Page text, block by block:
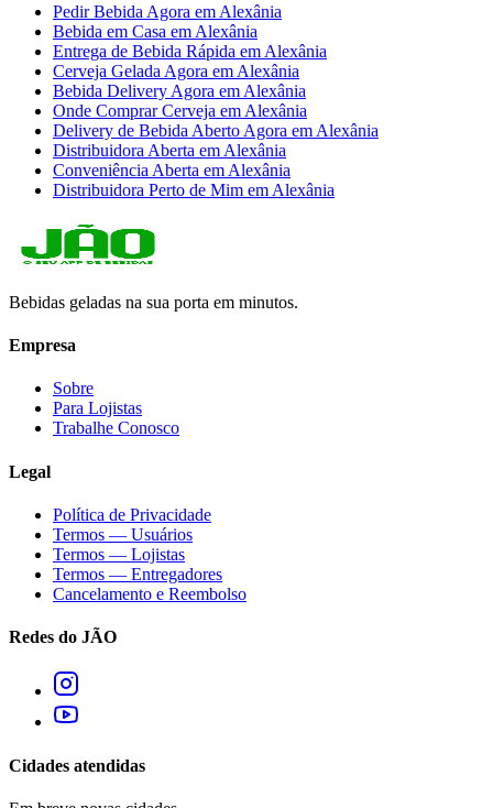
Pedir Bebida Agora em Alexânia
Bebida em Casa em Alexânia
Entrega de Bebida Rápida em Alexânia
Cerveja Gelada Agora em Alexânia
Bebida Delivery Agora em Alexânia
Onde Comprar Cerveja em Alexânia
Delivery de Bebida Aberto Agora em Alexânia
Distribuidora Aberta em Alexânia
Conveniência Aberta em Alexânia
Distribuidora Perto de Mim em Alexânia
Bebidas geladas na sua porta em minutos.
Empresa
Sobre
Para Lojistas
Trabalhe Conosco
Legal
Política de Privacidade
Termos — Usuários
Termos — Lojistas
Termos — Entregadores
Cancelamento e Reembolso
Redes do JÃO
Cidades atendidas